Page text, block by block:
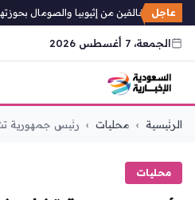
عاجل
مخالفين من إثيوبيا والصومال بحوزتهما 15 كيلوغراماً من الحشيش في
الجمعة، 7 أغسطس 2026
التجاوز
الرئيسية › محليات › رئيس جمهورية
محليات